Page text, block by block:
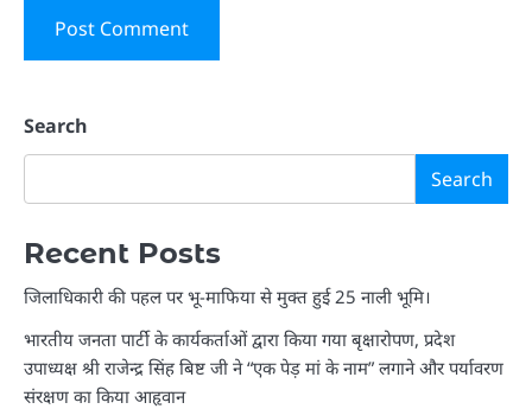
Search
Search
Recent Posts
जिलाधिकारी की पहल पर भू-माफिया से मुक्त हुई 25 नाली भूमि।
भारतीय जनता पार्टी के कार्यकर्ताओं द्वारा किया गया बृक्षारोपण, प्रदेश
उपाध्यक्ष श्री राजेन्द्र सिंह बिष्ट जी ने “एक पेड़ मां के नाम” लगाने और पर्यावरण
संरक्षण का किया आहृवान